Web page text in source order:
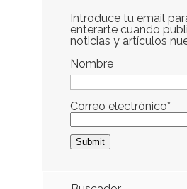
Introduce tu email
enterarte cuando
noticias y artículos
Nombre
Correo electrónico*